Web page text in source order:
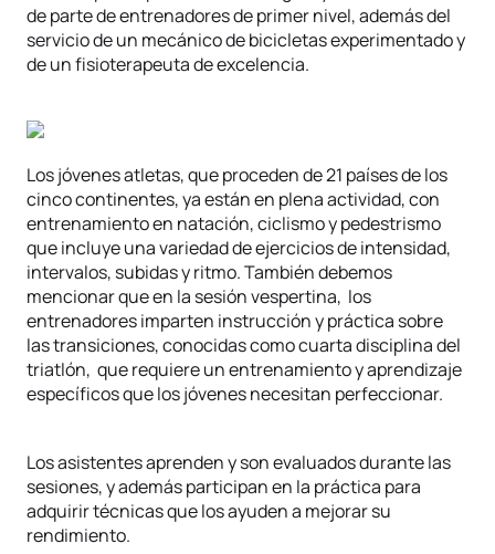
de parte de entrenadores de primer nivel, además del
servicio de un mecánico de bicicletas experimentado y
de un fisioterapeuta de excelencia.
Los jóvenes atletas, que proceden de 21 países de los
cinco continentes, ya están en plena actividad, con
entrenamiento en natación, ciclismo y pedestrismo
que incluye una variedad de ejercicios de intensidad,
intervalos, subidas y ritmo. También debemos
mencionar que en la sesión vespertina, los
entrenadores imparten instrucción y práctica sobre
las transiciones, conocidas como cuarta disciplina del
triatlón, que requiere un entrenamiento y aprendizaje
específicos que los jóvenes necesitan perfeccionar.
Los asistentes aprenden y son evaluados durante las
sesiones, y además participan en la práctica para
adquirir técnicas que los ayuden a mejorar su
rendimiento.